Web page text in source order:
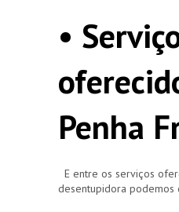
•
Penha
E entre os serviços
desentupidora podemos